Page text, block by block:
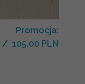
Promocja:
/ 105.00 PLN